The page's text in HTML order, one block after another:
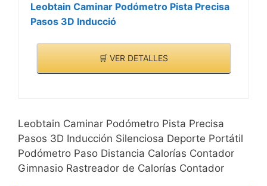
Leobtain Caminar Podómetro Pista Precisa
Pasos 3D Inducció
🛒 VER DETALLES
Leobtain Caminar Podómetro Pista Precisa
Pasos 3D Inducción Silenciosa Deporte Portátil
Podómetro Paso Distancia Calorías Contador
Gimnasio Rastreador de Calorías Contador